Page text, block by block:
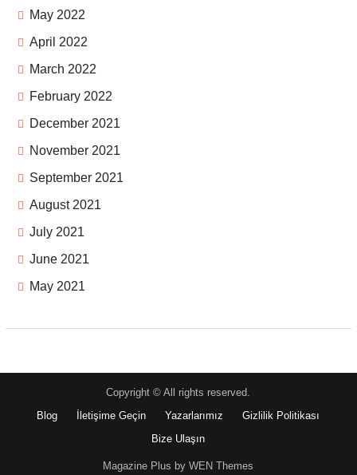
May 2022
April 2022
March 2022
February 2022
December 2021
November 2021
September 2021
August 2021
July 2021
June 2021
May 2021
Copyright © All rights reserved.
Blog
İletişime Geçin Yazarlarımız
Gizlilik Politikası
Bize Ulaşın
Magazine Plus by WEN Themes